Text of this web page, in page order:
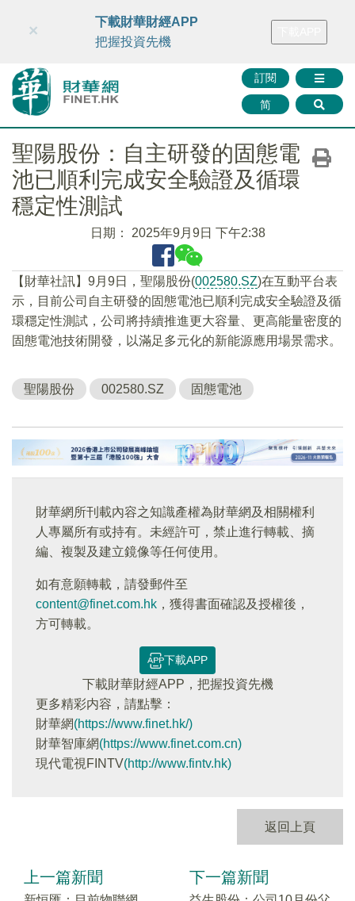
財華智庫網 FINTV FINMETA 財華證券 媒體矩陣
訂閱
简
×
下載財華財經APP
把握投資先機
聖陽股份：自主研發的固態電
池已順利完成安全驗證及循環
穩定性測試
日期： 2025年9月9日 下午2:38
【財華社訊】9月9日，聖陽股份(002580.SZ)在互動平台表
示，目前公司自主研發的固態電池已順利完成安全驗證及循
環穩定性測試，公司將持續推進更大容量、更高能量密度的
固態電池技術開發，以滿足多元化的新能源應用場景需求。
聖陽股份 002580.SZ 固態電池
財華網所刊載內容之知識產權為財華網及相關權利
人專屬所有或持有。未經許可，禁止進行轉載、摘
編、複製及建立鏡像等任何使用。
如有意願轉載，請發郵件至
content@finet.com.hk ，獲得書面確認及授權後，
方可轉載。
下載APP
下載財華財經APP，把握投資先機
更多精彩内容，請點擊：
財華網(https://www.finet.hk/)
財華智庫網(https://www.finet.com.cn)
現代電視FINTV(http://www.fintv.hk)
返回上頁
上一篇新聞 下一篇新聞